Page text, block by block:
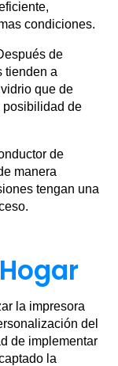
condiciones.
de
tienden a
que de
posibilidad de
de
manera
tengan una
la impresora
del
de implementar
la